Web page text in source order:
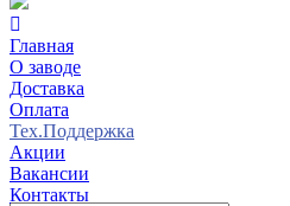
Главная
О заводе
Доставка
Оплата
Тех.Поддержка
Акции
Вакансии
Контакты